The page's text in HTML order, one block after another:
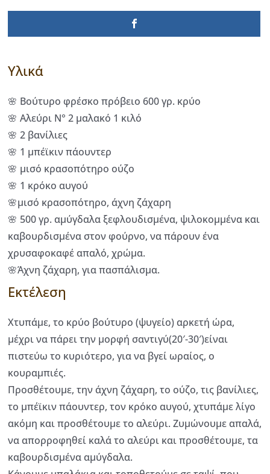
Υλικά
🌸 Βούτυρο φρέσκο πρόβειο 600 γρ. κρύο
🌸 Αλεύρι Ν° 2 μαλακό 1 κιλό
🌸 2 βανίλιες
🌸 1 μπέϊκιν πάουντερ
🌸 μισό κρασοπότηρο ούζο
🌸 1 κρόκο αυγού
🌸μισό κρασοπότηρο, άχνη ζάχαρη
🌸 500 γρ. αμύγδαλα ξεφλουδισμένα, ψιλοκομμένα και
καβουρδισμένα στον φούρνο, να πάρουν ένα
χρυσαφοκαφέ απαλό, χρώμα.
🌸Άχνη ζάχαρη, για πασπάλισμα.
Εκτέλεση
Χτυπάμε, το κρύο βούτυρο (ψυγείο) αρκετή ώρα,
μέχρι να πάρει την μορφή σαντιγύ(20′-30′)είναι
πιστεύω το κυριότερο, για να βγεί ωραίος, ο
κουραμπιές.
Προσθέτουμε, την άχνη ζάχαρη, το ούζο, τις βανίλιες,
το μπέϊκιν πάουντερ, τον κρόκο αυγού, χτυπάμε λίγο
ακόμη και προσθέτουμε το αλεύρι. Ζυμώνουμε απαλά,
να απορροφηθεί καλά το αλεύρι και προσθέτουμε, τα
καβουρδισμένα αμύγδαλα.